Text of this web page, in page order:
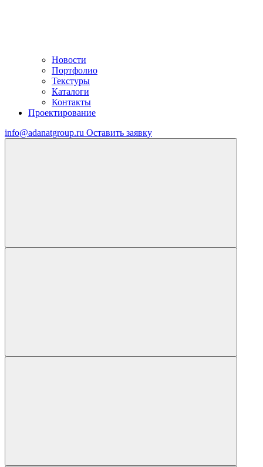
Новости
Портфолио
Текстуры
Каталоги
Контакты
Проектирование
info@adanatgroup.ru Оставить заявку